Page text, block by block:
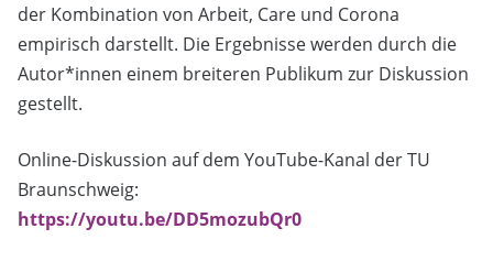
der Kombination von Arbeit, Care und Corona
empirisch darstellt. Die Ergebnisse werden durch die
Autor*innen einem breiteren Publikum zur Diskussion
gestellt.
Online-Diskussion auf dem YouTube-Kanal der TU
Braunschweig:
https://youtu.be/DD5mozubQr0